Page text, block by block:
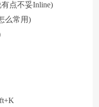
点不妥Inline)
么常用)